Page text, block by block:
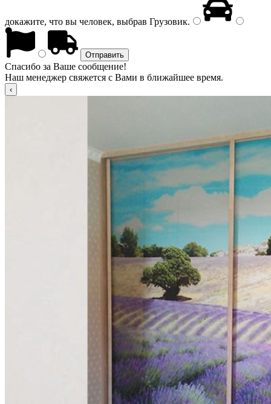
докажите, что вы человек, выбрав Грузовик.
Спасибо за Ваше сообщение!
Наш менеджер свяжется с Вами в ближайшее время.